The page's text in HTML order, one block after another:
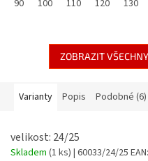
90
100 110 120 130
ZOBRAZIT
Varianty Popis Podobné (6)
velikost: 24/25
Skladem (1 ks) | 60033/24/25 EAN: